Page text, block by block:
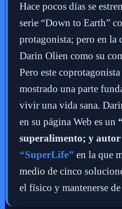
Hace pocos días se
serie “Down to Earth”
protagonista; pero en la
Darin Olien como su
Pero este
mostrado una parte
vivir una vida sana.
en su página Web es un
superalimento; y
“SuperLife” en la que
medio de cinco
el físico y mantenerse